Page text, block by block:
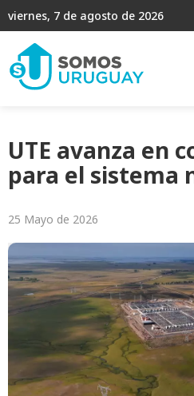
viernes, 7 de agosto de 2026
UTE avanza en
para el sistema
25 Mayo de 2026